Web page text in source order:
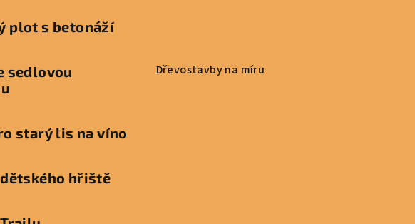
p
plot s betonáží
sedlovou
starý lis na víno
hřiště
Dřevostavby na míru